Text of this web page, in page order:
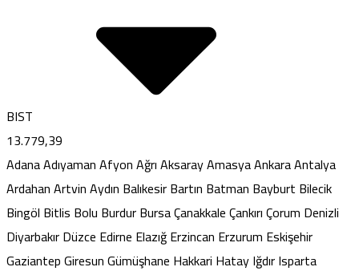
BIST
13.779,39
AdanaAdıyamanAfyonAğrıAksarayAmasyaAnkaraAntalya
ArdahanArtvinAydın BalıkesirBartın Batman Bayburt Bilecik
Bingöl Bitlis Bolu BurdurBursaÇanakkaleÇankırıÇorum Denizli
DiyarbakırDüzce Edirne ElazığErzincan Erzurum Eskişehir
GaziantepGiresunGümüşhane Hakkari HatayIğdırIsparta